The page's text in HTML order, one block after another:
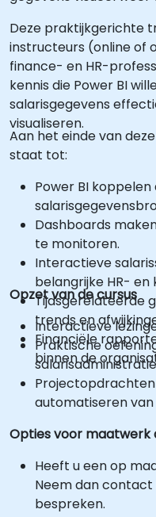
Deze praktijkgerichte
instructeurs (online of
finance- en HR-
kennis die Power BI
salarisgegevens
visualiseren.
Aan het einde van
staat tot:
Power BI
Dashboards
te monitoren.
Interactieve
belangrijke HR-
Tijdsgerelateerde
trends en
Financiële
binnen de
Opzet van de cursus
Interactieve
Praktische
automatiseren
Opties voor maatwerk
Heeft u een op
Neem dan
bespreken.